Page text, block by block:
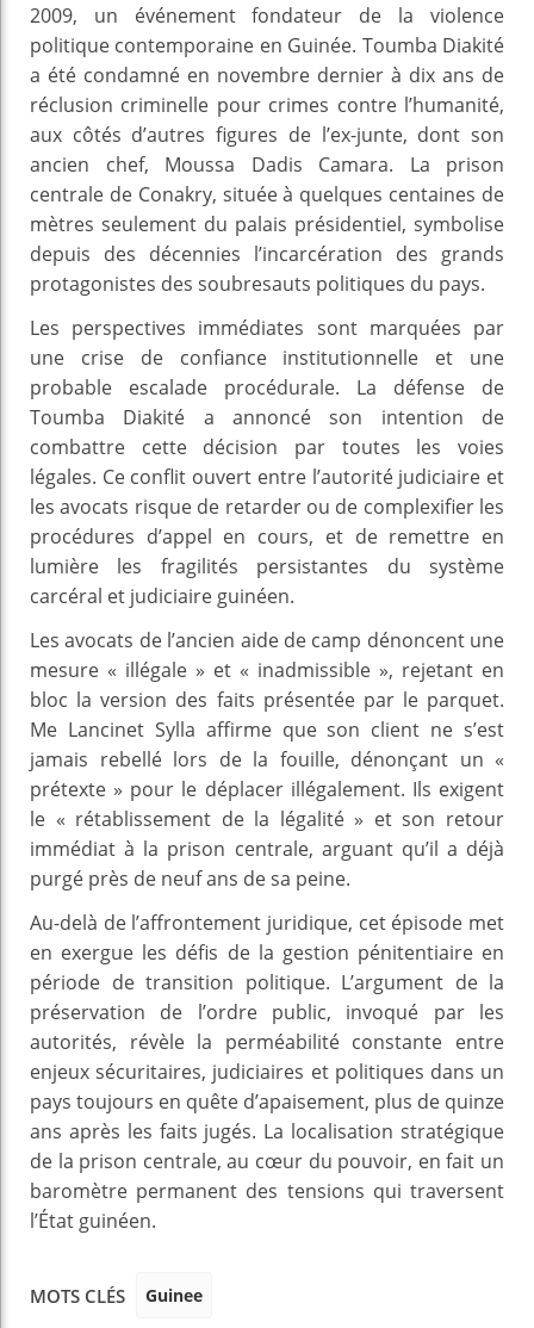
2009, un événement fondateur de la violence
politique contemporaine en Guinée. Toumba Diakité
a été condamné en novembre dernier à dix ans de
réclusion criminelle pour crimes contre l’humanité,
aux côtés d’autres figures de l’ex-junte, dont son
ancien chef, Moussa Dadis Camara. La prison
centrale de Conakry, située à quelques centaines de
mètres seulement du palais présidentiel, symbolise
depuis des décennies l’incarcération des grands
protagonistes des soubresauts politiques du pays.
Les perspectives immédiates sont marquées par
une crise de confiance institutionnelle et une
probable escalade procédurale. La défense de
Toumba Diakité a annoncé son intention de
combattre cette décision par toutes les voies
légales. Ce conflit ouvert entre l’autorité judiciaire et
les avocats risque de retarder ou de complexifier les
procédures d’appel en cours, et de remettre en
lumière les fragilités persistantes du système
carcéral et judiciaire guinéen.
Les avocats de l’ancien aide de camp dénoncent une
mesure « illégale » et « inadmissible », rejetant en
bloc la version des faits présentée par le parquet.
Me Lancinet Sylla affirme que son client ne s’est
jamais rebellé lors de la fouille, dénonçant un «
prétexte » pour le déplacer illégalement. Ils exigent
le « rétablissement de la légalité » et son retour
immédiat à la prison centrale, arguant qu’il a déjà
purgé près de neuf ans de sa peine.
Au-delà de l’affrontement juridique, cet épisode met
en exergue les défis de la gestion pénitentiaire en
période de transition politique. L’argument de la
préservation de l’ordre public, invoqué par les
autorités, révèle la perméabilité constante entre
enjeux sécuritaires, judiciaires et politiques dans un
pays toujours en quête d’apaisement, plus de quinze
ans après les faits jugés. La localisation stratégique
de la prison centrale, au cœur du pouvoir, en fait un
baromètre permanent des tensions qui traversent
l’État guinéen.
MOTS CLÉS Guinee